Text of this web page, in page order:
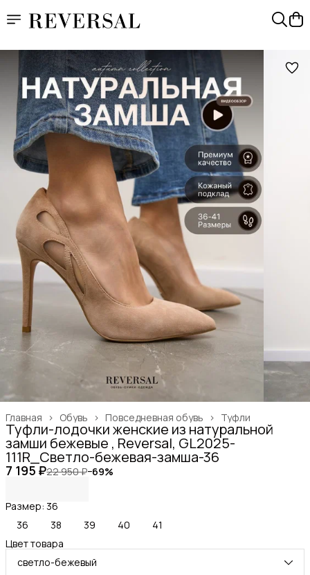
Туфли
Повседневная обувь ›
Обувь ›
Главная ›
Туфли-лодочки женские из натуральной
замши бежевые , Reversal, GL2025-
111R_Светло-бежевая-замша-36
7 195 ₽22 950 ₽−69%
Размер: 36
36
38 39 40
41
Цвет товара
светло-бежевый